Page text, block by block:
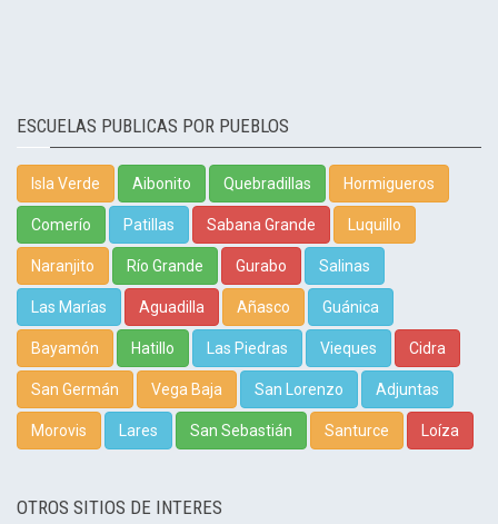
ESCUELAS PUBLICAS POR PUEBLOS
Isla Verde Aibonito Quebradillas Hormigueros
Comerío Patillas Sabana Grande Luquillo
Naranjito Río Grande Gurabo Salinas
Las Marías Aguadilla Añasco Guánica
Bayamón Hatillo Las Piedras Vieques Cidra
San Germán Vega Baja San Lorenzo Adjuntas
Morovis Lares San Sebastián Santurce Loíza
OTROS SITIOS DE INTERES